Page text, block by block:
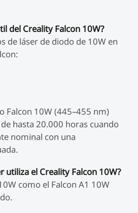
del Creality Falcon 10W?
de láser de diodo de 10W en
Falcon 10W (445–455 nm)
hasta 20.000 horas cuando
nominal con una
utiliza el Creality Falcon 10W?
como el Falcon A1 10W